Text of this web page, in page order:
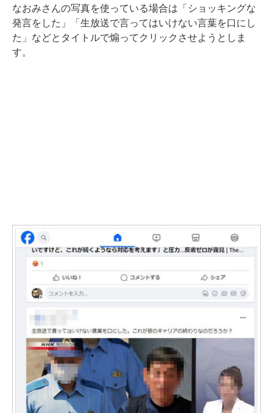
なおみさんの写真を使っている場合は「ショッキングな
発言をした」「生放送で言ってはいけない言葉を口にし
た」などとタイトルで煽ってクリックさせようとしま
す。